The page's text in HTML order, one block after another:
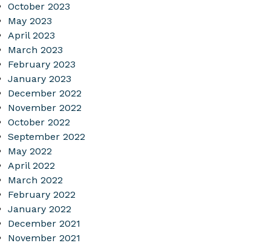
October 2023
May 2023
April 2023
March 2023
February 2023
January 2023
December 2022
November 2022
October 2022
September 2022
May 2022
April 2022
March 2022
February 2022
January 2022
December 2021
November 2021